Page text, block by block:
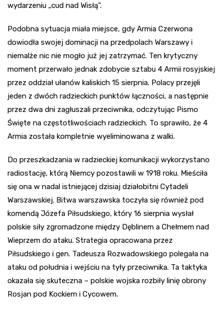
wydarzeniu „cud nad Wisłą”.
Podobna sytuacja miała miejsce, gdy Armia Czerwona
dowiodła swojej dominacji na przedpolach Warszawy i
niemalże nic nie mogło już jej zatrzymać. Ten krytyczny
moment przerwało jednak zdobycie sztabu 4 Armii rosyjskiej
przez oddział ułanów kaliskich 15 sierpnia. Polacy przejęli
jeden z dwóch radzieckich punktów łączności, a następnie
przez dwa dni zagłuszali przeciwnika, odczytując Pismo
Święte na częstotliwościach radzieckich. To sprawiło, że 4
Armia została kompletnie wyeliminowana z walki.
Do przeszkadzania w radzieckiej komunikacji wykorzystano
radiostację, którą Niemcy pozostawili w 1918 roku. Mieściła
się ona w nadal istniejącej dzisiaj działobitni Cytadeli
Warszawskiej. Bitwa warszawska toczyła się również pod
komendą Józefa Piłsudskiego, który 16 sierpnia wysłał
polskie siły zgromadzone między Dęblinem a Chełmem nad
Wieprzem do ataku. Strategia opracowana przez
Piłsudskiego i gen. Tadeusza Rozwadowskiego polegała na
ataku od południa i wejściu na tyły przeciwnika. Ta taktyka
okazała się skuteczna – polskie wojska rozbiły linię obrony
Rosjan pod Kockiem i Cycowem.